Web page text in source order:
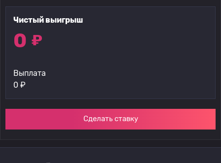
Чистый выигрыш
0 ₽
Выплата
0 ₽
Сделать ставку